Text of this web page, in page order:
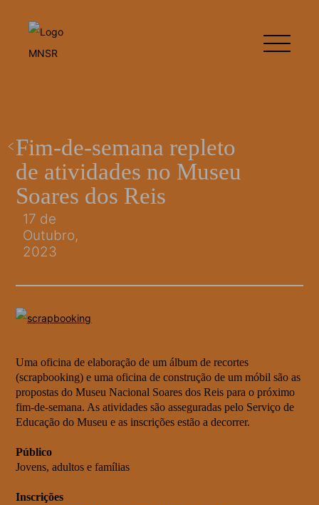
Fim-de-semana repleto
de atividades no Museu
Soares dos Reis
17 de
Outubro,
2023
Uma oficina de elaboração de um álbum de recortes
(scrapbooking) e uma oficina de construção de um móbil são as
propostas do Museu Nacional Soares dos Reis para o próximo
fim-de-semana. As atividades são asseguradas pelo Serviço de
Educação do Museu e as inscrições estão a decorrer.
Público
Jovens, adultos e famílias
Inscrições